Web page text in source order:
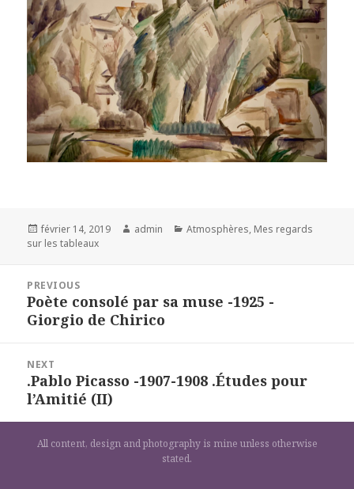
Posted
on
février 14, 2019 Author
admin Categories
Atmosphères, Mes regards
sur les tableaux
l’article
PREVIOUS
Previous
post:
Poète consolé par sa muse -1925 -
Giorgio de Chirico
NEXT
Next
post:
.Pablo Picasso -1907-1908 .Études pour
l’Amitié (II)
All content, design and photography is mine unless otherwise
stated.